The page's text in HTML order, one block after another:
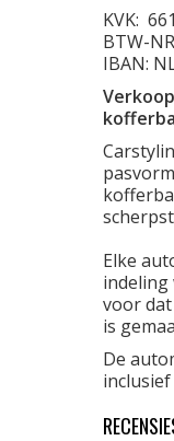
KVK:
BTW-
IBAN:
Elke
indeling
voor
is
De